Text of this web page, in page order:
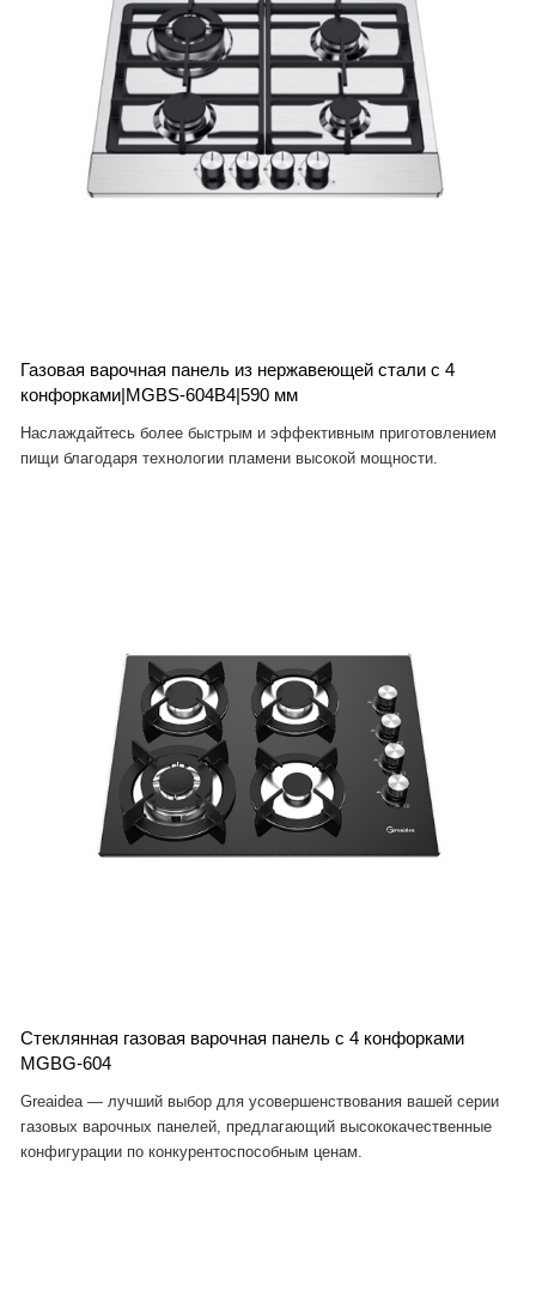
Газовая варочная панель из нержавеющей стали с 4
конфорками|MGBS-604B4|590 мм
Наслаждайтесь более быстрым и эффективным приготовлением
пищи благодаря технологии пламени высокой мощности.
Стеклянная газовая варочная панель с 4 конфорками
MGBG-604
Greaidea — лучший выбор для усовершенствования вашей серии
газовых варочных панелей, предлагающий высококачественные
конфигурации по конкурентоспособным ценам.